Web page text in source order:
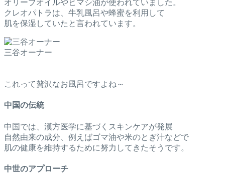
オリーブオイルやヒマシ油が使われていました。
クレオパトラは、牛乳風呂や蜂蜜を利用して
肌を保湿していたと言われています。
三谷オーナー
これって贅沢なお風呂ですよね～
中国の伝統
中国では、漢方医学に基づくスキンケアが発展
自然由来の成分、例えばゴマ油や米のとぎ汁などで
肌の健康を維持するために努力してきたそうです。
中世のアプローチ